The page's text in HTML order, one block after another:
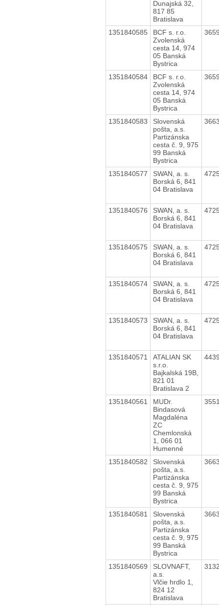
Dunajská 32,
817 85
Bratislava
1351840585
BCF s. r.o.
Zvolenská
cesta 14, 974
05 Banská
Bystrica
1351840584
BCF s. r.o.
Zvolenská
cesta 14, 974
05 Banská
Bystrica
1351840583
Slovenská
pošta, a.s.
Partizánska
cesta č. 9, 975
99 Banská
Bystrica
1351840577
SWAN, a. s.
Borská 6, 841
04 Bratislava
1351840576
SWAN, a. s.
Borská 6, 841
04 Bratislava
1351840575
SWAN, a. s.
Borská 6, 841
04 Bratislava
1351840574
SWAN, a. s.
Borská 6, 841
04 Bratislava
1351840573
SWAN, a. s.
Borská 6, 841
04 Bratislava
1351840571
ATALIAN SK
s.r.o.
Bajkalská 19B,
821 01
Bratislava 2
1351840561
MUDr.
Bindasová
Magdaléna
ZC
Chemlonská
1, 066 01
Humenné
1351840582
Slovenská
pošta, a.s.
Partizánska
cesta č. 9, 975
99 Banská
Bystrica
1351840581
Slovenská
pošta, a.s.
Partizánska
cesta č. 9, 975
99 Banská
Bystrica
1351840569
SLOVNAFT,
a.s.
Vlčie hrdlo 1,
824 12
Bratislava